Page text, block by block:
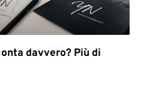
davvero? Più di